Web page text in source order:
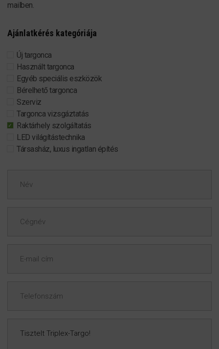
mailben.
Ajánlatkérés kategóriája
Új targonca
Használt targonca
Egyéb speciális eszközök
Bérelhető targonca
Szerviz
Targonca vizsgáztatás
Raktárhely szolgáltatás
LED világítástechnika
Társasház, luxus ingatlan építés